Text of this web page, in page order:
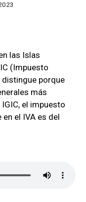
las Islas
(Impuesto
distingue porque
más
el impuesto
el IVA es del